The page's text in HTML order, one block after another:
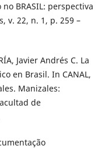
BRASIL: perspectiva
v. 22, n. 1, p. 259 –
Javier Andrés C. La
en Brasil. In CANAL,
Manizales:
de